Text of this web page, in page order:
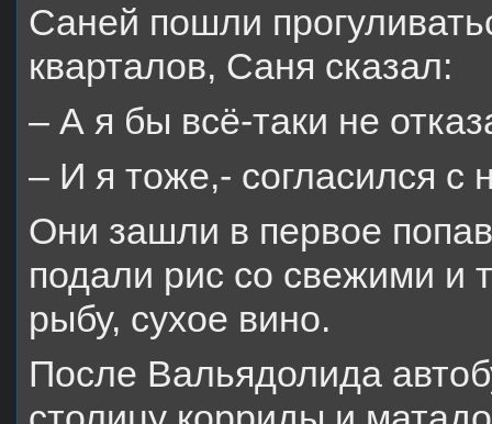
Саней пошли
кварталов, Саня сказал:
– А я бы всё-таки не
– И я тоже,- согласился с
Они зашли в первое
подали рис со свежими
рыбу, сухое вино.
После Вальядолида